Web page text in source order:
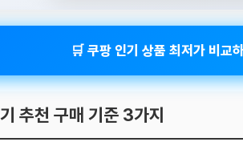
🛒 쿠팡 인기 상품 최저가 비교
추천 구매 기준 3가지